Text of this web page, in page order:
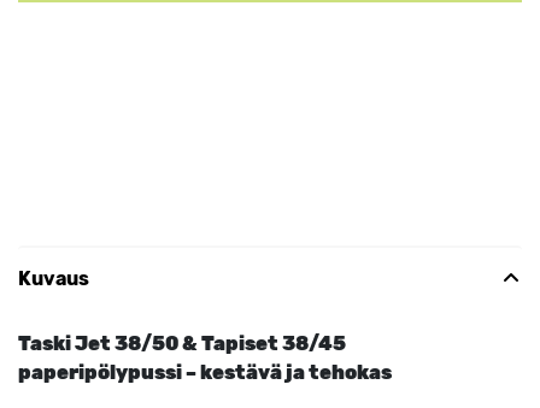
Kuvaus
Taski Jet 38/50 & Tapiset 38/45
paperipölypussi – kestävä ja tehokas